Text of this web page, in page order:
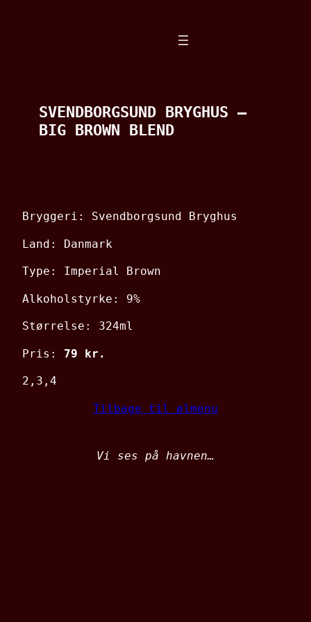
SVENDBORGSUND BRYGHUS –
BIG BROWN BLEND
Bryggeri: Svendborgsund Bryghus
Land: Danmark
Type: Imperial Brown
Alkoholstyrke: 9%
Størrelse: 324ml
Pris: 79 kr.
2,3,4
Tilbage til ølmenu
Vi ses på havnen…